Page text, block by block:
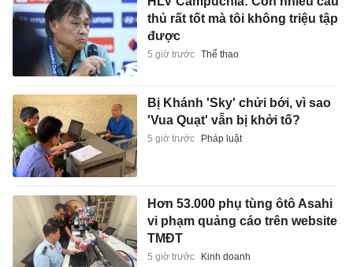
thủ rất tốt mà tôi không triệu tập
được
5 giờ trước Thể thao
Bị Khánh 'Sky' chửi bới, vì sao
'Vua Quạt' vẫn bị khởi tố?
5 giờ trước Pháp luật
Hơn 53.000 phụ tùng ôtô Asahi
vi phạm quảng cáo trên website
TMĐT
5 giờ trước Kinh doanh